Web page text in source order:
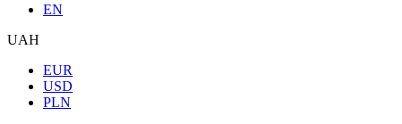
EN
UAH
EUR
USD
PLN